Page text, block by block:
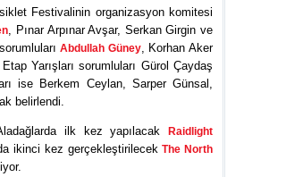
Festivalinin organizasyon komitesi
, Pınar Arpınar Avşar, Serkan Girgin ve
Abdullah Güney, Korhan Aker
Yarışları sorumluları Gürol Çaydaş
ise Berkem Ceylan, Sarper Günsal,
belirlendi.
ilk kez yapılacak
Raidlight
ikinci kez gerçekleştirilecekThe North